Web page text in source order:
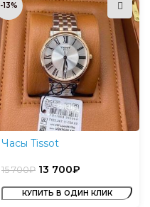
-13%
Часы Tissot
15 700₽ 13 700₽
КУПИТЬ В ОДИН КЛИК